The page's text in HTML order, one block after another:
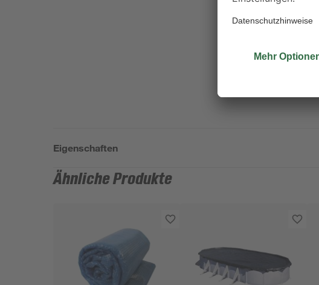
Eigenschaften
Ähnliche Produkte